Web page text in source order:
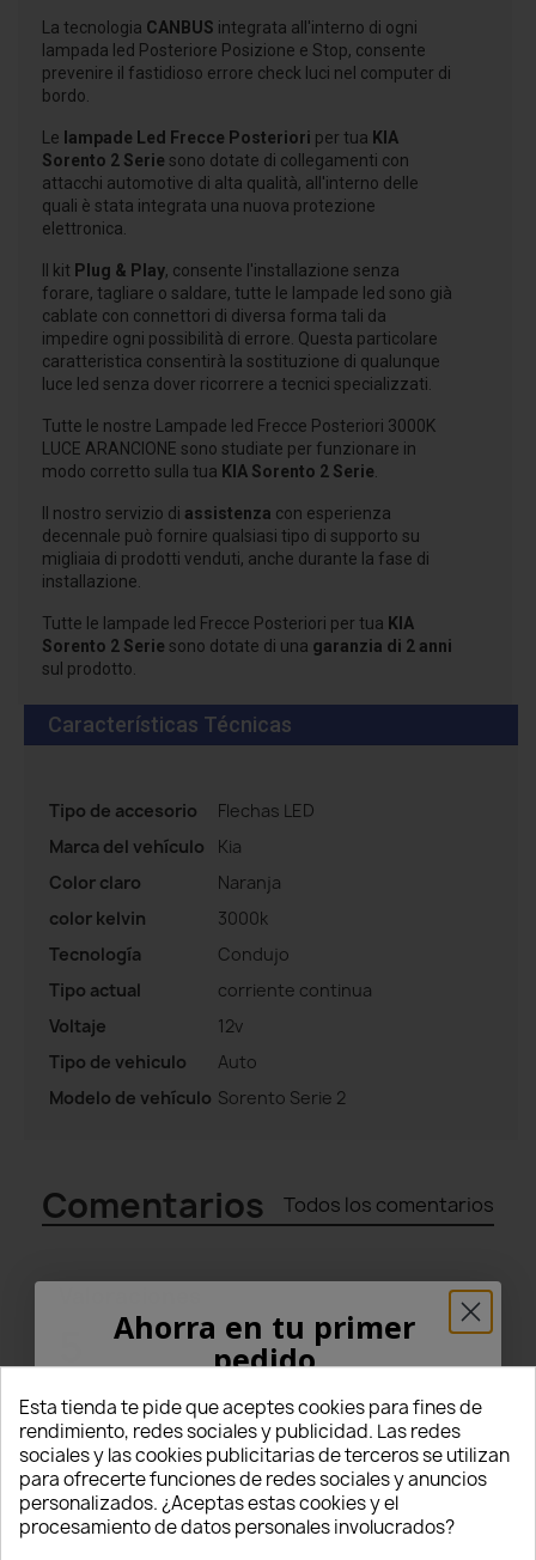
La tecnologia CANBUS integrata all'interno di ogni
lampada led Posteriore Posizione e Stop, consente
prevenire il fastidioso errore check luci nel computer di
bordo.
Le lampade Led Frecce Posteriori per tua KIA
Sorento 2 Serie sono dotate di collegamenti con
attacchi automotive di alta qualità, all'interno delle
quali è stata integrata una nuova protezione
elettronica.
Il kit Plug & Play, consente l'installazione senza
forare, tagliare o saldare, tutte le lampade led sono già
cablate con connettori di diversa forma tali da
impedire ogni possibilità di errore. Questa particolare
caratteristica consentirà la sostituzione di qualunque
luce led senza dover ricorrere a tecnici specializzati.
Tutte le nostre Lampade led Frecce Posteriori 3000K
LUCE ARANCIONE sono studiate per funzionare in
modo corretto sulla tua KIA Sorento 2 Serie.
Il nostro servizio di assistenza con esperienza
decennale può fornire qualsiasi tipo di supporto su
migliaia di prodotti venduti, anche durante la fase di
installazione.
Tutte le lampade led Frecce Posteriori per tua KIA
Sorento 2 Serie sono dotate di una garanzia di 2 anni
sul prodotto.
Características Técnicas
Tipo de accesorio
Flechas LED
Marca del vehículo
Kia
Color claro
Naranja
color kelvin
3000k
Tecnología
Condujo
Tipo actual
corriente continua
Voltaje
12v
Tipo de vehiculo
Auto
Modelo de vehículo Sorento Serie 2
Comentarios Todos los comentarios
(6 Comentarios)
Seleccionar filtro
5 starstarstarstarstar (6)
4 starstarstarstarstar_border (0)
Esta tienda te pide que aceptes cookies para fines de
rendimiento, redes sociales y publicidad. Las redes
sociales y las cookies publicitarias de terceros se utilizan
para ofrecerte funciones de redes sociales y anuncios
personalizados. ¿Aceptas estas cookies y el
procesamiento de datos personales involucrados?
Ahorra en tu primer
pedido
¡5% PARA TI!
Introduce tu correo electrónico aquí abajo
para recibir un5% DE DESCUENTOen tu
primer pedido.